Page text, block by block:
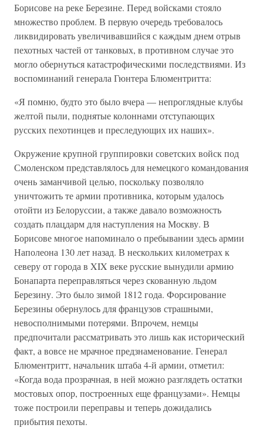
Борисове на реке Березине. Перед войсками стояло
множество проблем. В первую очередь требовалось
ликвидировать увеличивавшийся с каждым днем отрыв
пехотных частей от танковых, в противном случае это
могло обернуться катастрофическими последствиями. Из
воспоминаний генерала Гюнтера Блюментритта:
«Я помню, будто это было вчера — непроглядные клубы
желтой пыли, поднятые колоннами отступающих
русских пехотинцев и преследующих их наших».
Окружение крупной группировки советских войск под
Смоленском представлялось для немецкого командования
очень заманчивой целью, поскольку позволяло
уничтожить те армии противника, которым удалось
отойти из Белоруссии, а также давало возможность
создать плацдарм для наступления на Москву. В
Борисове многое напоминало о пребывании здесь армии
Наполеона 130 лет назад. В нескольких километрах к
северу от города в XIX веке русские вынудили армию
Бонапарта переправляться через скованную льдом
Березину. Это было зимой 1812 года. Форсирование
Березины обернулось для французов страшными,
невосполнимыми потерями. Впрочем, немцы
предпочитали рассматривать это лишь как исторический
факт, а вовсе не мрачное предзнаменование. Генерал
Блюментритт, начальник штаба 4-й армии, отметил:
«Когда вода прозрачная, в ней можно разглядеть остатки
мостовых опор, построенных еще французами». Немцы
тоже построили переправы и теперь дожидались
прибытия пехоты.